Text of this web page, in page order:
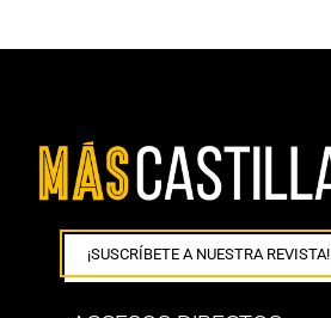
¡SUSCRÍBETE A NUESTRA REVISTA!